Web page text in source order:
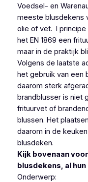
Voedsel- en
meeste blusdekens
olie of vet. I
het EN 1869 een
maar in de praktijk
Volgens de laatste
het gebruik van een
daarom sterk
brandblusser is niet
frituurvet of
blussen. Het
daarom in de
blusdeken.
Kijk bovenaan
blusdekens, al
Onderwerp: